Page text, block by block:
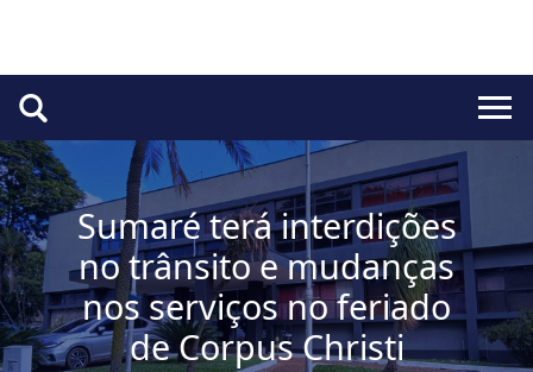
Sumaré terá interdições
no trânsito e mudanças
nos serviços no feriado
de Corpus Christi